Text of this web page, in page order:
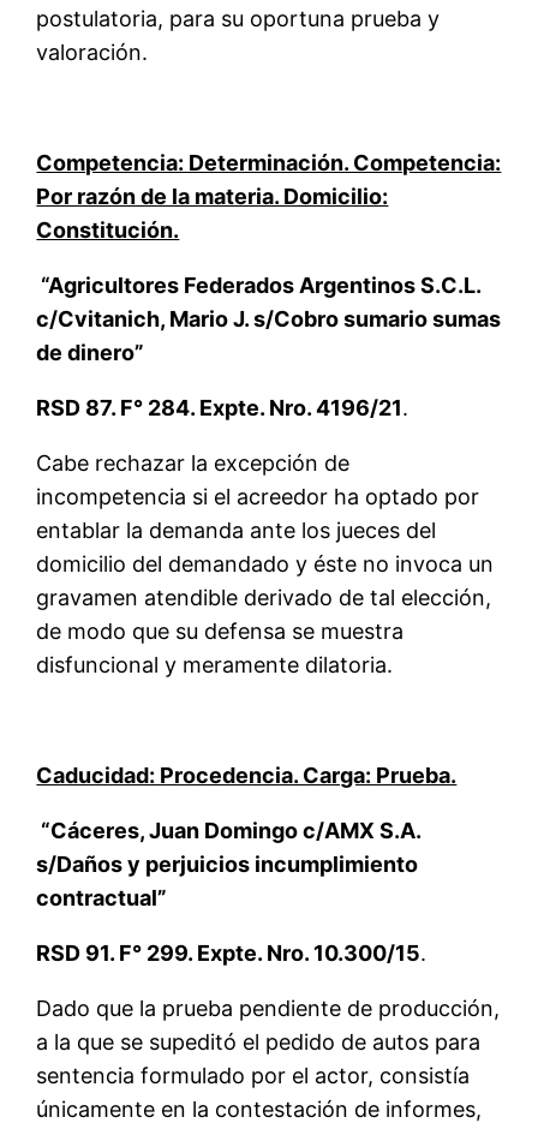
postulatoria, para su oportuna prueba y
valoración.
Competencia: Determinación. Competencia:
Por razón de la materia. Domicilio:
Constitución.
“Agricultores Federados Argentinos S.C.L.
c/Cvitanich, Mario J. s/Cobro sumario sumas
de dinero”
RSD 87. F° 284. Expte. Nro. 4196/21.
Cabe rechazar la excepción de
incompetencia si el acreedor ha optado por
entablar la demanda ante los jueces del
domicilio del demandado y éste no invoca un
gravamen atendible derivado de tal elección,
de modo que su defensa se muestra
disfuncional y meramente dilatoria.
Caducidad: Procedencia. Carga: Prueba.
“Cáceres, Juan Domingo c/AMX S.A.
s/Daños y perjuicios incumplimiento
contractual”
RSD 91. F° 299. Expte. Nro. 10.300/15.
Dado que la prueba pendiente de producción,
a la que se supeditó el pedido de autos para
sentencia formulado por el actor, consistía
únicamente en la contestación de informes,